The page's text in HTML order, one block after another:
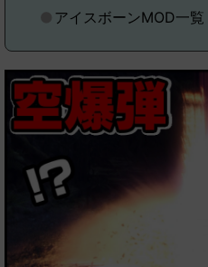
アイスボーンMOD一覧